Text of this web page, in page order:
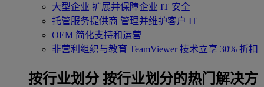
大型企业 扩展并保障企业 IT 安全
托管服务提供商 管理并维护客户 IT
OEM 简化支持和运营
非营利组织与教育 TeamViewer 技术立享 30% 折扣
‌按行业划分 按行业划分的热门解决方